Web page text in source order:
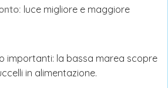
luce migliore e maggiore
importanti: la bassa marea scopre
in alimentazione.